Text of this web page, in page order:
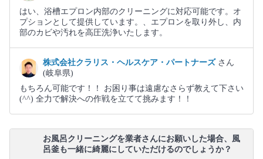
はい、浴槽エプロン内部のクリーニングに対応可能です。オ
プションとして提供しています。、エプロンを取り外し、内
部のカビや汚れを高圧洗浄いたします。
株式会社クラリス・ヘルスケア・パートナーズ さん
(岐阜県)
もちろん可能です！！ お困り事は遠慮なさらず教えて下さい
(⁠^⁠^⁠) 全力で解決への作戦を立てて挑みます！！
お風呂クリーニングを業者さんにお願いした場合、風
呂釜も一緒に綺麗にしていただけるのでしょうか？